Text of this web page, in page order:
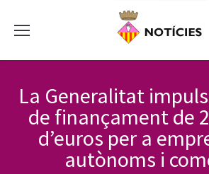
La Generalitat
de finançament de
d’euros per a
autònoms i